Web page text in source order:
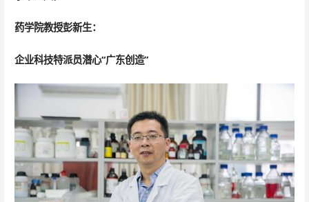
药学院教授彭新生：
企业科技特派员潜心“广东创造”